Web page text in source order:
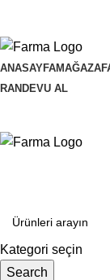
ANASAYFAMAĞAZA
RANDEVU AL
Kategori seçin
Search